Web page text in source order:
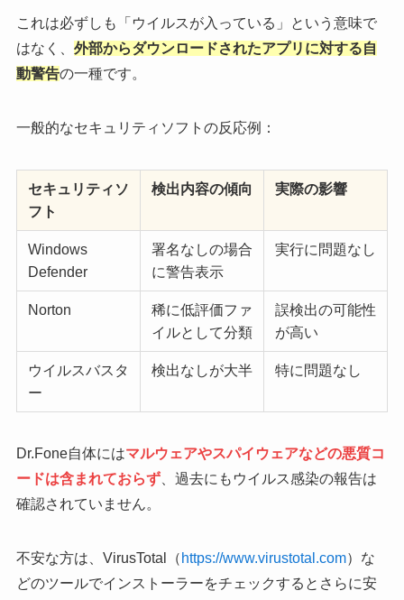
これは必ずしも「ウイルスが入っている」という意味で
はなく、 外部からダウンロードされたアプリに対する自
動警告の一種です。
一般的なセキュリティソフトの反応例：
セキュリティソ
フト
検出内容の傾向 実際の影響
Windows
Defender
署名なしの場合
に警告表示
実行に問題なし
Norton
稀に低評価ファ
イルとして分類
誤検出の可能性
が高い
ウイルスバスタ
ー
検出なしが大半 特に問題なし
Dr.Fone自体にはマルウェアやスパイウェアなどの悪質コ
ードは含まれておらず、過去にもウイルス感染の報告は
確認されていません。
不安な方は、VirusTotal（ https://www.virustotal.com）な
どのツールでインストーラーをチェックするとさらに安